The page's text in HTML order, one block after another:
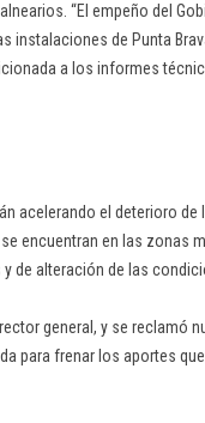
“El empeño del
instalaciones de Punta
a los informes
acelerando el deterioro
encuentran en las zonas
de alteración de las
general, y se reclamó
para frenar los aportes